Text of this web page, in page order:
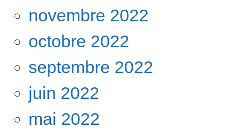
novembre 2022
octobre 2022
septembre 2022
juin 2022
mai 2022